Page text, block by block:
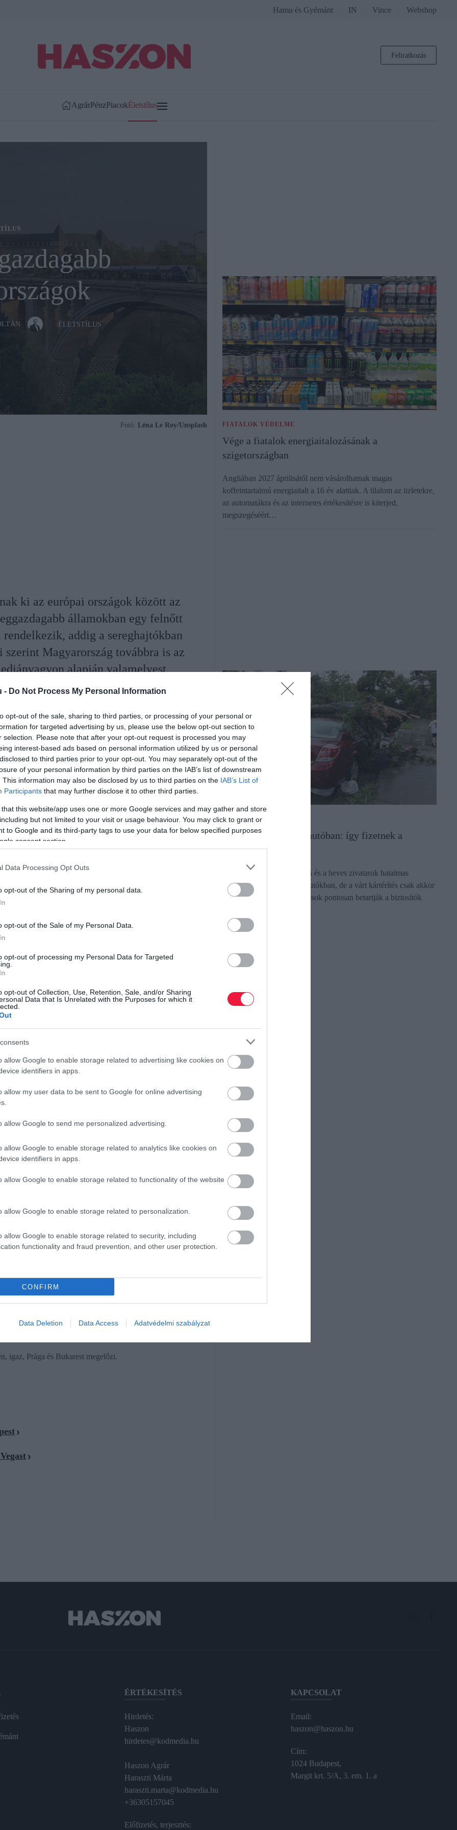
- Do Not Process My Personal Information
opt-out of the sale, sharing to third parties, or processing of your personal or
for targeted advertising by us, please use the below opt-out section to
selection. Please note that after your opt-out request is processed you may
interest-based ads based on personal information utilized by us or personal
to third parties prior to your opt-out. You may separately opt-out of the
of your personal information by third parties on the IAB’s list of downstream
This information may also be disclosed by us to third parties on the IAB’s List of
Participants that may further disclose it to other third parties.
that this website/app uses one or more Google services and may gather and store
but not limited to your visit or usage behaviour. You may click to grant or
to Google and its third-party tags to use your data for below specified purposes
consent section.
Data Processing Opt Outs
opt-out of the Sharing of my personal data.
opt-out of the Sale of my Personal Data.
opt-out of processing my Personal Data for Targeted
opt-out of Collection, Use, Retention, Sale, and/or Sharing
Data that Is Unrelated with the Purposes for which it
allow Google to enable storage related to advertising like cookies on
identifiers in apps.
allow my user data to be sent to Google for online advertising
allow Google to send me personalized advertising.
allow Google to enable storage related to analytics like cookies on
identifiers in apps.
allow Google to enable storage related to functionality of the website
allow Google to enable storage related to personalization.
allow Google to enable storage related to security, including
functionality and fraud prevention, and other user protection.
CONFIRM
Data Deletion Data Access Adatvédelmi szabályzat
Hamu és Gyémánt IN Vince Webshop
Feliratkozás
AgrárPénzPiacokÉletstílus
ÉLETSTÍLUS
Fotó: Léna Le Roy/Unsplash
ki az európai országok között az
államokban egy felnőtt
addig a sereghajtókban
Magyarország továbbra is az
alapján valamelyest
a kép.
forrásként a Google Keresőben!
az UBS globális vagyonjelentése és az Euronews
az egy felnőttre jutó átlagos vagyon 2024-ben 29 923
Svájc adata.
átlagvagyont
vezet. Az egész kontinensen mindössze két ország –
Dánia követi.
mígOlaszországhozza a leggyengébb adatokat.
még a 100 ezer eurót sem éri el. Ebbe a körbe tartozik
a listán
tükrözi a középrétegek valós helyzetét, mivel a
Magyarország két helyet javít, és a 26. pozícióba
365 ezer euró a medián vagyon, míg Törökországban
Nyugat- és Észak-Európában jóval magasabb a
van. A leggazdagabb és a legszegényebb ország között
pedig még ennél is nagyobb.
városai turistáknak
Magyarország
EU-régiós toplistáját.
felfelé tolja az, hogy nagyon sok EU-n kívüli cég
ez nem azt jelenti, hogy az ír átlagember ennyivel
fért be.
Észak-Magyarország– azaz Borsod, Heves és
áll, az Észak-Alföld – Jász-Nagykun-Szolnok,
(Baranya, Somogy, Tolna) 50 százalékot ért el,
igaz, Prága és Bukarest megelőzi.
FIATALOK VÉDELME
Vége a fiatalok energiaitalozásának a
szigetországban
Angliában 2027 áprilisától nem vásárolhatnak magas
koffeintartalmú energiaitalt a 16 év alattiak. A tilalom az üzletekre,
az automatákra és az internetes értékesítésre is kiterjed,
megszegéséért…
BIZTOSÍTÁS
Nyári viharkárok az autóban: így fizetnek a
biztosítók
A nyári szélsőséges időjárás és a heves zivatarok hatalmas
pusztítást végezhetnek az autókban, de a várt kártérítés csak akkor
érkezik meg, ha a tulajdonosok pontosan betartják a biztosítók
rectangle
ÉRTÉKESÍTÉS
Hirdetés:
Haszon
hirdetes@kodmedia.hu
Haszon Agrár
Haraszti Márta
haraszti.marta@kodmedia.hu
+36305157045
Előfizetés, terjesztés:
KAPCSOLAT
Email:
haszon@haszon.hu
Cím:
1024 Budapest,
Margit krt. 5/A, 3. em. 1. a